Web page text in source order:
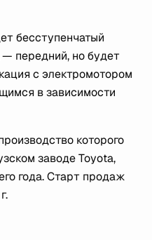
бесступенчатый
передний, но будет
с электромотором
в зависимости
которого
заводе Toyota,
года. Старт продаж